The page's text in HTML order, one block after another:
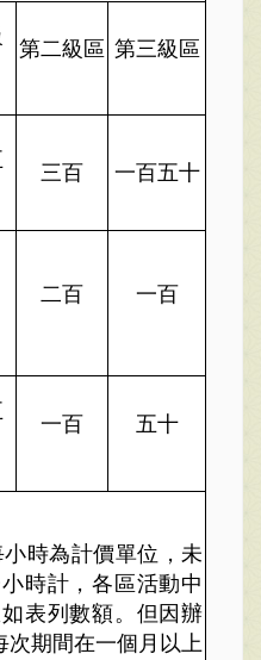
第二級區 第三級區
三百 一百五十
二百 一百
一百 五十
時為計價單位，未
時計，各區活動中
表列數額。但因辦
次期間在一個月以上